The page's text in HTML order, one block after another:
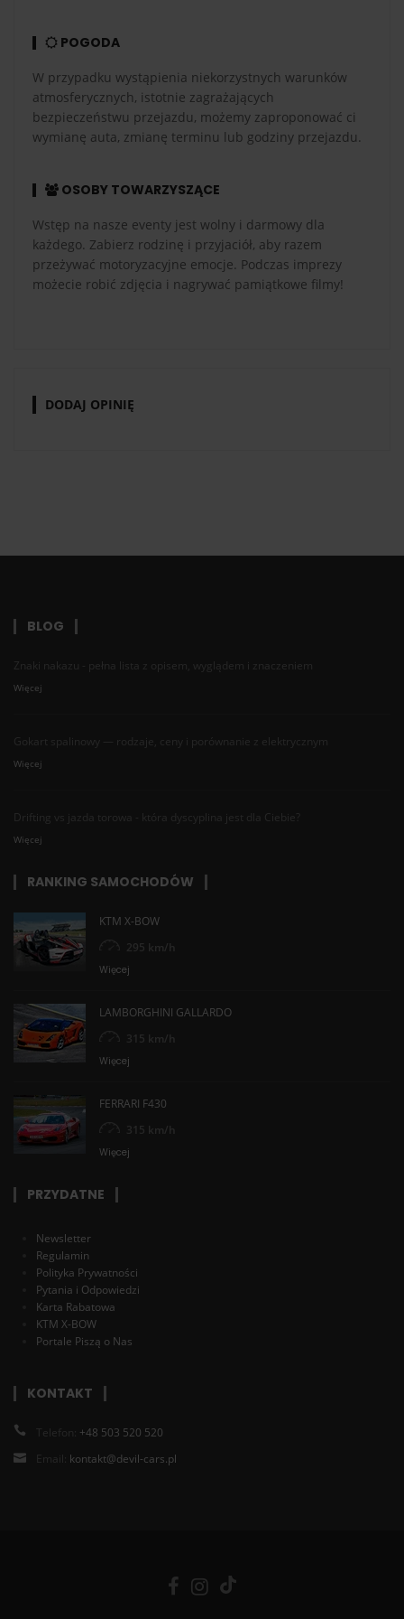
POGODA
W przypadku wystąpienia niekorzystnych warunków
atmosferycznych, istotnie zagrażających
bezpieczeństwu przejazdu, możemy zaproponować ci
wymianę auta, zmianę terminu lub godziny przejazdu.
OSOBY TOWARZYSZĄCE
Wstęp na nasze eventy jest wolny i darmowy dla
każdego. Zabierz rodzinę i przyjaciół, aby razem
przeżywać motoryzacyjne emocje. Podczas imprezy
możecie robić zdjęcia i nagrywać pamiątkowe filmy!
DODAJ OPINIĘ
BLOG
Znaki nakazu - pełna lista z opisem, wyglądem i znaczeniem
Więcej
Gokart spalinowy — rodzaje, ceny i porównanie z elektrycznym
Więcej
Drifting vs jazda torowa - która dyscyplina jest dla Ciebie?
Więcej
RANKING SAMOCHODÓW
KTM X-BOW
295 km/h
Więcej
LAMBORGHINI GALLARDO
315 km/h
Więcej
FERRARI F430
315 km/h
Więcej
PRZYDATNE
Newsletter
Regulamin
Polityka Prywatności
Pytania i Odpowiedzi
Karta Rabatowa
KTM X-BOW
Portale Piszą o Nas
KONTAKT
Telefon: +48 503 520 520
Email: kontakt@devil-cars.pl